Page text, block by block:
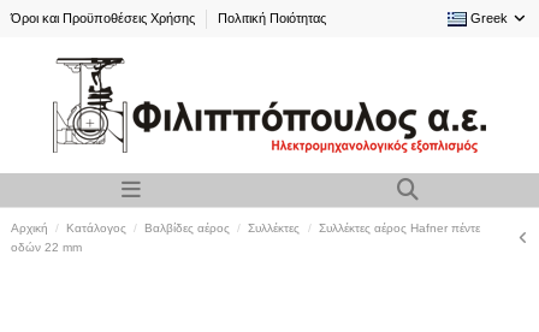
Όροι και Προϋποθέσεις Χρήσης Πολιτική Ποιότητας Greek
Αρχική Κατάλογος Βαλβίδες αέρος Συλλέκτες
Συλλέκτες αέρος Hafner πέντε
οδών 22 mm